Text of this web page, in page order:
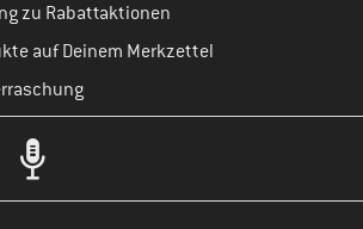
zu Rabattaktionen
auf Deinem Merkzettel